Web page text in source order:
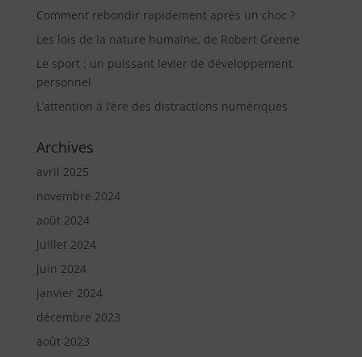
Comment rebondir rapidement après un choc ?
Les lois de la nature humaine, de Robert Greene
Le sport : un puissant levier de développement
personnel
L’attention à l’ère des distractions numériques
Archives
avril 2025
novembre 2024
août 2024
juillet 2024
juin 2024
janvier 2024
décembre 2023
août 2023